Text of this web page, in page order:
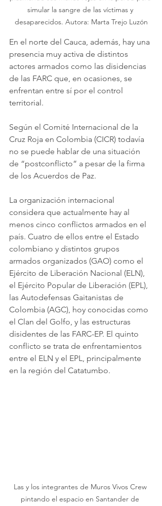
simular la sangre de las víctimas y
desaparecidos. Autora: Marta Trejo Luzón
En el norte del Cauca, además, hay una
presencia muy activa de distintos
actores armados como las disidencias
de las FARC que, en ocasiones, se
enfrentan entre sí por el control
territorial.
Según el Comité Internacional de la
Cruz Roja en Colombia (CICR) todavía
no se puede hablar de una situación
de “postconflicto” a pesar de la firma
de los Acuerdos de Paz.
La organización internacional
considera que actualmente hay al
menos cinco conflictos armados en el
país. Cuatro de ellos entre el Estado
colombiano y distintos grupos
armados organizados (GAO) como el
Ejército de Liberación Nacional (ELN),
el Ejército Popular de Liberación (EPL),
las Autodefensas Gaitanistas de
Colombia (AGC), hoy conocidas como
el Clan del Golfo, y las estructuras
disidentes de las FARC-EP. El quinto
conflicto se trata de enfrentamientos
entre el ELN y el EPL, principalmente
en la región del Catatumbo.
Las y los integrantes de Muros Vivos Crew
pintando el espacio en Santander de